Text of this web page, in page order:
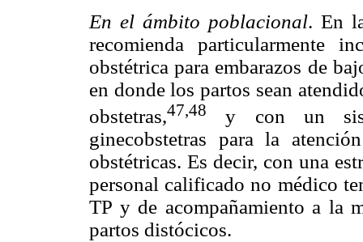
En el ámbito poblacional. En
recomienda particularmente
obstétrica para embarazos de
en donde los partos sean
obstetras,47,48
y con un
ginecobstetras para la
obstétricas. Es decir, con una
personal calificado no médico
TP y de acompañamiento a la
partos distócicos.